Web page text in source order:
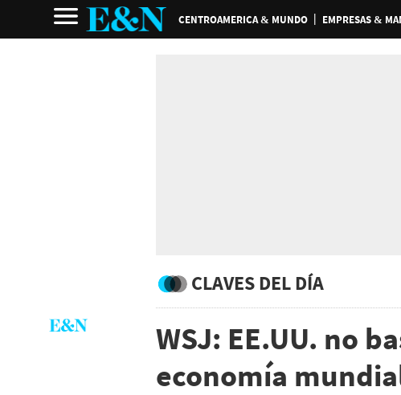
CENTROAMERICA & MUNDO EMPRESAS &
CLAVES DEL DÍA
WSJ: EE.UU. no
economía